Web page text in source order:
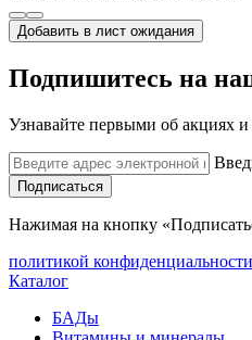
Добавить в лист ожидания
Подпишитесь на
Узнавайте первыми об акциях
Подписаться
Нажимая на кнопку
политикой конфиденциальности
Каталог
БАДы